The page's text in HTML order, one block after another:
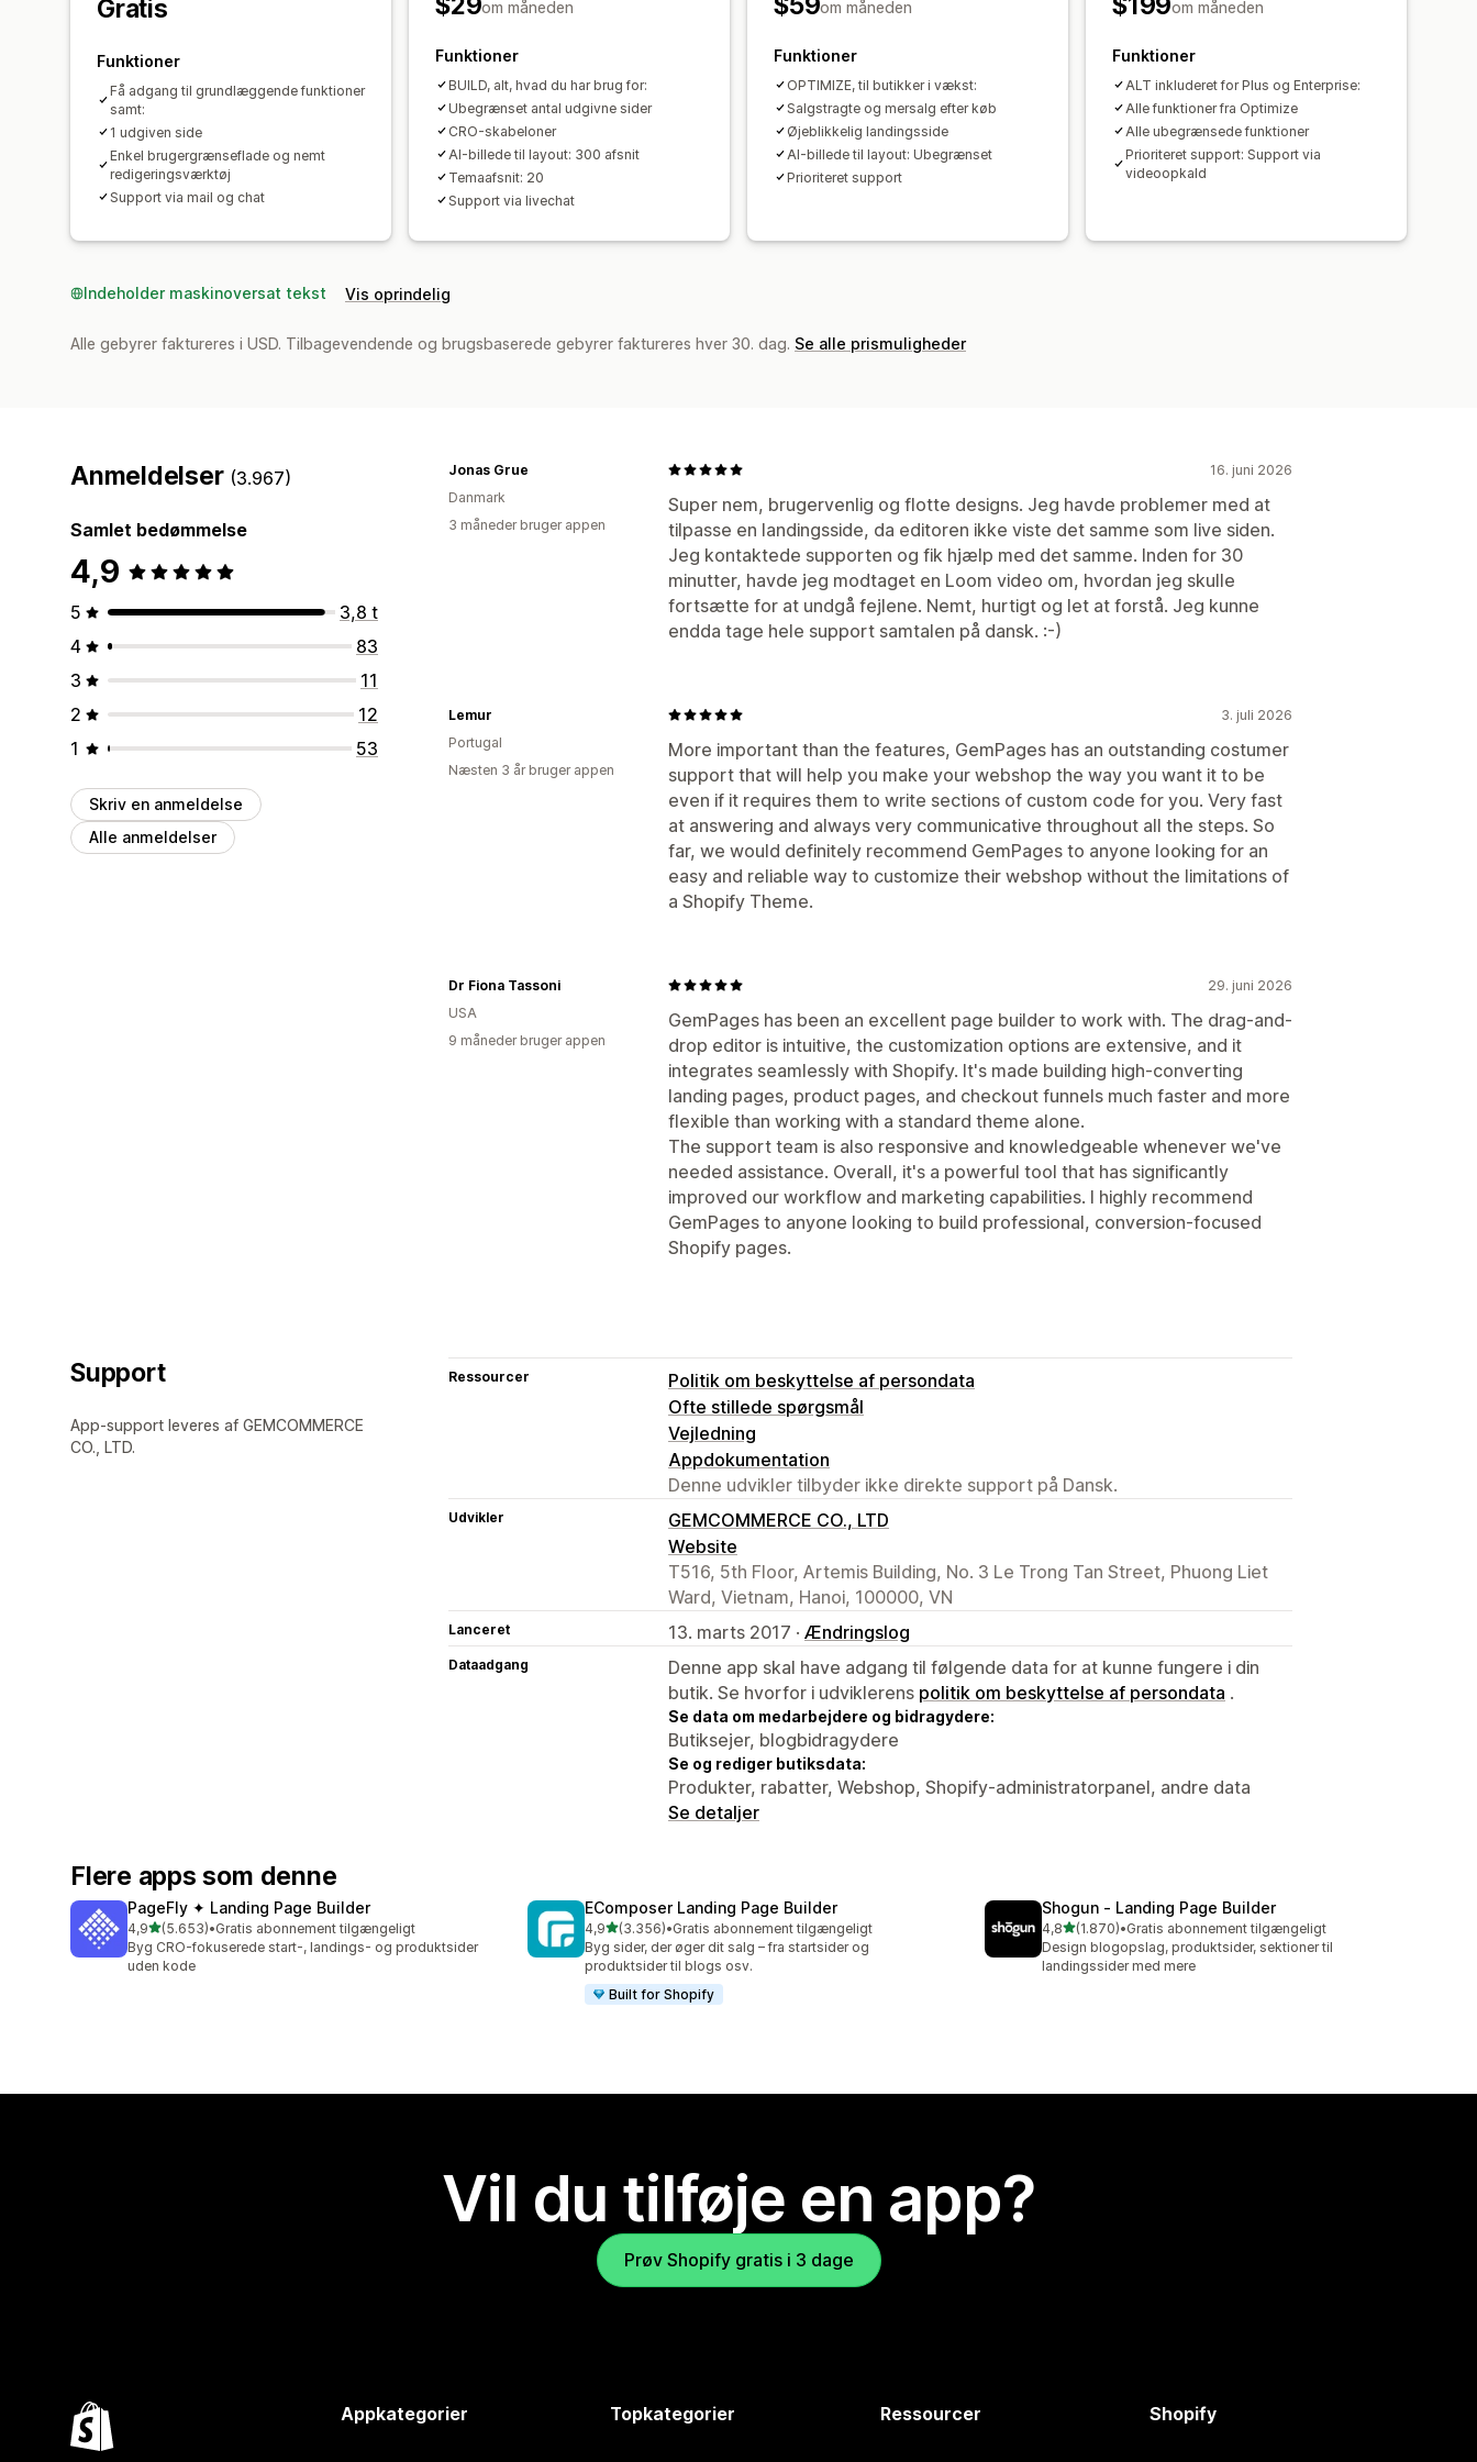
Synkronisering af indhold Globale sektioner
Globale stile
Tilpasning til lokale forhold
Generering med kunstig intelligens
Dynamisk på mobil Doven indlæsning Indblik og tips Analyser
Aktivitetslogs
Gratis
Funktioner
Få adgang til grundlæggende funktioner
samt:
1 udgiven side
Enkel brugergrænseflade og nemt
redigeringsværktøj
Support via mail og chat
om måneden
Funktioner
BUILD, alt, hvad du har brug for:
Ubegrænset antal udgivne sider
CRO-skabeloner
AI-billede til layout: 300 afsnit
Temaafsnit: 20
Support via livechat
om måneden
Funktioner
OPTIMIZE, til butikker i vækst:
Salgstragte og mersalg efter køb
Øjeblikkelig landingsside
AI-billede til layout: Ubegrænset
Prioriteret support
om måneden
Funktioner
ALT inkluderet for Plus og Enterprise:
Alle funktioner fra Optimize
Alle ubegrænsede funktioner
Prioriteret support: Support via
videoopkald
Indeholder maskinoversat tekst Vis oprindelig
Alle gebyrer faktureres i USD. Tilbagevendende og brugsbaserede gebyrer faktureres hver 30. dag. Se alle prismuligheder
Anmeldelser (3.967)
Samlet bedømmelse
4,9
5
3,8 t
4
83
3
11
2
12
1
53
Skriv en anmeldelse
Alle anmeldelser
16. juni 2026
Super nem, brugervenlig og flotte designs. Jeg havde problemer med at
tilpasse en landingsside, da editoren ikke viste det samme som live siden.
Jeg kontaktede supporten og fik hjælp med det samme. Inden for 30
minutter, havde jeg modtaget en Loom video om, hvordan jeg skulle
fortsætte for at undgå fejlene. Nemt, hurtigt og let at forstå. Jeg kunne
endda tage hele support samtalen på dansk. :-)
Jonas Grue
Danmark
3 måneder bruger appen
3. juli 2026
More important than the features, GemPages has an outstanding costumer
support that will help you make your webshop the way you want it to be
even if it requires them to write sections of custom code for you. Very fast
at answering and always very communicative throughout all the steps. So
far, we would definitely recommend GemPages to anyone looking for an
easy and reliable way to customize their webshop without the limitations of
a Shopify Theme.
Lemur
Portugal
Næsten 3 år bruger appen
29. juni 2026
GemPages has been an excellent page builder to work with. The drag-and-
drop editor is intuitive, the customization options are extensive, and it
integrates seamlessly with Shopify. It's made building high-converting
landing pages, product pages, and checkout funnels much faster and more
flexible than working with a standard theme alone.
The support team is also responsive and knowledgeable whenever we've
needed assistance. Overall, it's a powerful tool that has significantly
improved our workflow and marketing capabilities. I highly recommend
GemPages to anyone looking to build professional, conversion-focused
Shopify pages.
Dr Fiona Tassoni
USA
9 måneder bruger appen
Support
App-support leveres af GEMCOMMERCE
CO., LTD.
Ressourcer
Politik om beskyttelse af persondata
Ofte stillede spørgsmål
Vejledning
Appdokumentation
Denne udvikler tilbyder ikke direkte support på Dansk.
Udvikler
GEMCOMMERCE CO., LTD
Website
T516, 5th Floor, Artemis Building, No. 3 Le Trong Tan Street, Phuong Liet
Ward, Vietnam, Hanoi, 100000, VN
Lanceret 13. marts 2017 · Ændringslog
Dataadgang
Denne app skal have adgang til følgende data for at kunne fungere i din
butik. Se hvorfor i udviklerens politik om beskyttelse af persondata .
Se data om medarbejdere og bidragydere:
Butiksejer, blogbidragydere
Se og rediger butiksdata:
Produkter, rabatter, Webshop, Shopify-administratorpanel, andre data
Se detaljer
Flere apps som denne
PageFly ✦ Landing Page Builder
4,9ud af 5 stjerner
(5.653)
5653 anmeldelser i alt
•Gratis abonnement tilgængeligt
Byg CRO-fokuserede start-, landings- og produktsider
uden kode
EComposer Landing Page Builder
4,9ud af 5 stjerner
(3.356)
3356 anmeldelser i alt
•Gratis abonnement tilgængeligt
Byg sider, der øger dit salg – fra startsider og
produktsider til blogs osv.
Built for Shopify
Shogun ‑ Landing Page Builder
4,8ud af 5 stjerner
(1.870)
1870 anmeldelser i alt
•Gratis abonnement tilgængeligt
Design blogopslag, produktsider, sektioner til
landingssider med mere
Vil du tilføje en app?
Prøv Shopify gratis i 3 dage
Appkategorier Topkategorier Ressourcer Shopify